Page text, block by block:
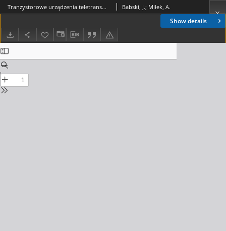
Show details
Tranzystorowe urządzenia teletransmisyjne. Przegląd Zagadnień Łączności, 1962, nr 8 (11) Babski, J.; Miłek, A.